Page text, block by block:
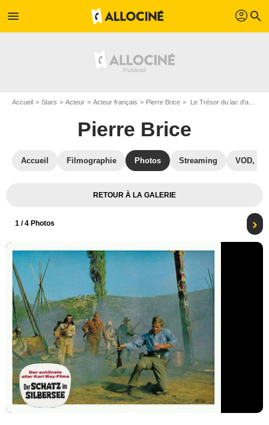
menu profil search
Accueil Stars Acteur Acteur français Pierre Brice Le Trésor du lac d'argent : Photo Pierre Brice, Lex Barker
Pierre Brice
Accueil Filmographie Photos Streaming VOD,
RETOUR À LA GALERIE
1 / 4 Photos